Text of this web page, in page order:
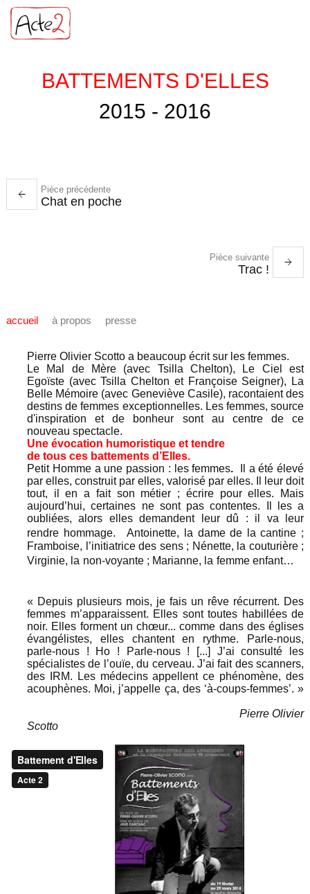
BATTEMENTS D'ELLES
2015 - 2016
Pièce précédente
Chat en poche
Pièce suivante
Trac !
accueil à propos presse
Pierre Olivier Scotto a beaucoup écrit sur les femmes.
Le Mal de Mère (avec Tsilla Chelton), Le Ciel est
Egoïste (avec Tsilla Chelton et Françoise Seigner), La
Belle Mémoire (avec Geneviève Casile), racontaient des
destins de femmes exceptionnelles. Les femmes, source
d'inspiration et de bonheur sont au centre de ce
nouveau spectacle.
Une évocation humoristique et tendre
de tous ces battements d’Elles.
Petit Homme a une passion : les femmes.
Il a été élevé
par elles, construit par elles, valorisé par elles. Il leur doit
tout, il en a fait son métier ; écrire pour elles. Mais
aujourd’hui, certaines ne sont pas contentes. Il les a
oubliées, alors elles demandent leur dû : il va leur
rendre hommage. Antoinette, la dame de la cantine ;
Framboise, l’initiatrice des sens ; Nénette, la couturière ;
Virginie, la non-voyante ; Marianne, la femme enfant…
« Depuis plusieurs mois, je fais un rêve récurrent. Des
femmes m’apparaissent. Elles sont toutes habillées de
noir. Elles forment un chœur... comme dans des églises
évangélistes, elles chantent en rythme. Parle-nous,
parle-nous ! Ho ! Parle-nous ! [...] J’ai consulté les
spécialistes de l’ouïe, du cerveau. J’ai fait des scanners,
des IRM. Les médecins appellent ce phénomène, des
acouphènes. Moi, j’appelle ça, des ‘à-coups-femmes’. »
Pierre Olivier
Scotto